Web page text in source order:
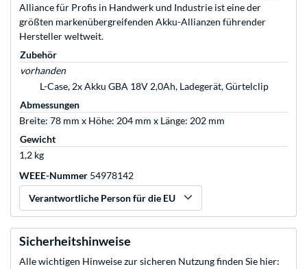
Alliance für Profis in Handwerk und Industrie ist eine der
größten markenübergreifenden Akku-Allianzen führender
Hersteller weltweit.
Zubehör
vorhanden
L-Case, 2x Akku GBA 18V 2,0Ah, Ladegerät, Gürtelclip
Abmessungen
Breite: 78 mm x Höhe: 204 mm x Länge: 202 mm
Gewicht
1,2 kg
WEEE-Nummer 54978142
Verantwortliche Person für die EU
Sicherheitshinweise
Alle wichtigen Hinweise zur sicheren Nutzung finden Sie hier: